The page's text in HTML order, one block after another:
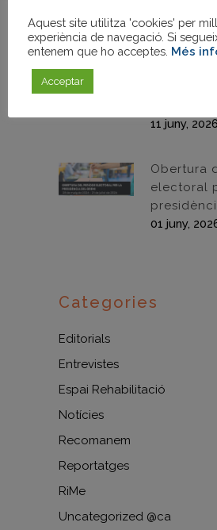
30 juny,
11 juny, 2026
Obertura
electoral
01 juny,
Categories
Editorials
Entrevistes
Espai Rehabilitació
Notícies
Recomanem
Reportatges
RiMe
Uncategorized @ca
Aquest site utilitza 'cookies' per
experiència de navegació. Si
entenem que ho acceptes. Més
Acceptar